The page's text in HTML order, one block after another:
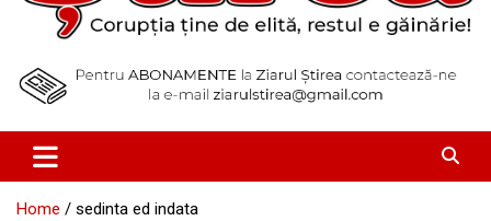
Ziarul Știrea
Home sedinta ed indata